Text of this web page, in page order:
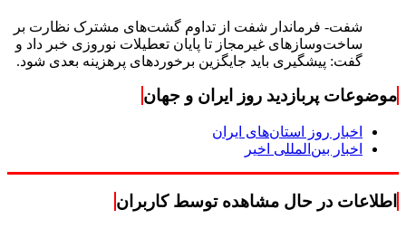
شفت- فرماندار شفت از تداوم گشت‌های مشترک نظارت بر
ساخت‌وسازهای غیرمجاز تا پایان تعطیلات نوروزی خبر داد و
گفت: پیشگیری باید جایگزین برخوردهای پرهزینه بعدی شود.
موضوعات پربازدید روز ایران و جهان
اخبار روز استان‌های ایران
اخبار بین‌المللی اخیر
اطلاعات در حال مشاهده توسط کاربران